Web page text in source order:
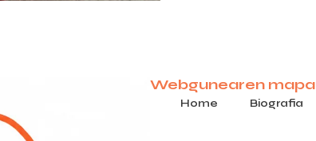
Webgunearen mapa
Home Biografia